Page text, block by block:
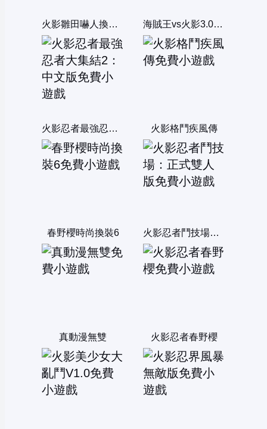
火影雛田嚇人換裝遊戲 海賊王vs火影3.0：雙人版
火影忍者最強忍者大集結2：中文版 火影格鬥疾風傳
春野櫻時尚換裝6 火影忍者鬥技場：正式雙人版
真動漫無雙 火影忍者春野櫻